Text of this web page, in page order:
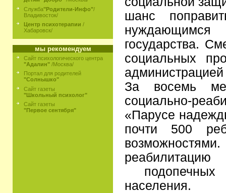
Служба"Родители-Инфо"/
Владивосток/
Центр психотерапии /
Хабаровск/
мы рекомендуем
Сайт психологического центра
"Адалин" /Москва/
Портал для родителей
"Солнышко"
Сайт газеты
"Школьный психолог"
Сайт газеты
"Первое сентября"
шанс
государства.
социальных
За восемь
социально-
«Парусе
почти 500
подопечных
населения.